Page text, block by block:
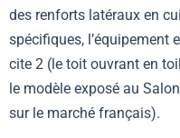
des renforts latéraux en
spécifiques, l’équipement
cite 2 (le toit ouvrant en
le modèle exposé au
sur le marché français).